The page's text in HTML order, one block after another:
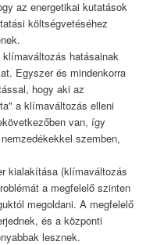
az energetikai kutatások
költségvetéséhez
hatásainak
Egyszer és mindenkorra
hogy aki az
a klímaváltozás elleni
van, így
szemben,
kialakítása (klímaváltozás
a megfelelő szinten
megoldani. A megfelelő
és a központi
lesznek.